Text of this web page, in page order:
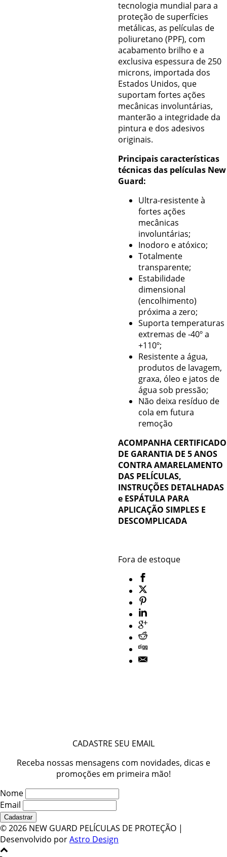
tecnologia mundial para a
proteção de superfícies
metálicas, as películas de
poliuretano (PPF), com
acabamento brilho e a
exclusiva espessura de 250
microns, importada dos
Estados Unidos, que
suportam fortes ações
mecânicas involuntárias,
manterão a integridade da
pintura e dos adesivos
originais.
Principais características
técnicas das películas New
Guard:
Ultra-resistente à
fortes ações
mecânicas
involuntárias;
Inodoro e atóxico;
Totalmente
transparente;
Estabilidade
dimensional
(encolhimento)
próxima a zero;
Suporta temperaturas
extremas de -40º a
+110º;
Resistente a água,
produtos de lavagem,
graxa, óleo e jatos de
água sob pressão;
Não deixa resíduo de
cola em futura
remoção
ACOMPANHA CERTIFICADO
DE GARANTIA DE 5 ANOS
CONTRA AMARELAMENTO
DAS PELÍCULAS,
INSTRUÇÕES DETALHADAS
e ESPÁTULA PARA
APLICAÇÃO SIMPLES E
DESCOMPLICADA
Fora de estoque
CADASTRE SEU EMAIL
Receba nossas mensagens com novidades, dicas e
promoções em primeira mão!
Nome
Email
©2026 NEW GUARD PELÍCULAS DE PROTEÇÃO |
Desenvolvido porAstro Design